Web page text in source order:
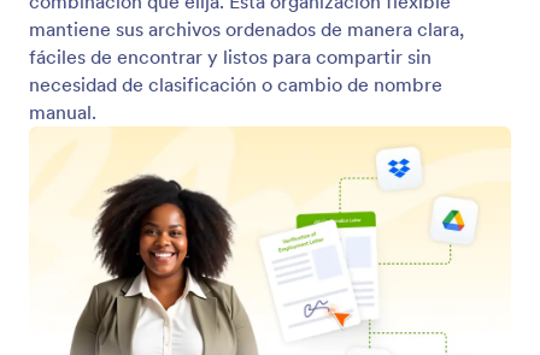
Integre con herramientas de email para hacer
seguimiento, etiquetar usuarios y activar campañas
después de firmar.